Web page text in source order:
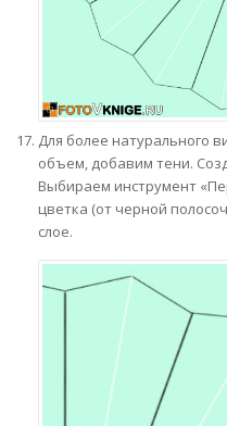
Для более натурального
объем, добавим тени.
Выбираем инструмент
цветка (от черной
слое.